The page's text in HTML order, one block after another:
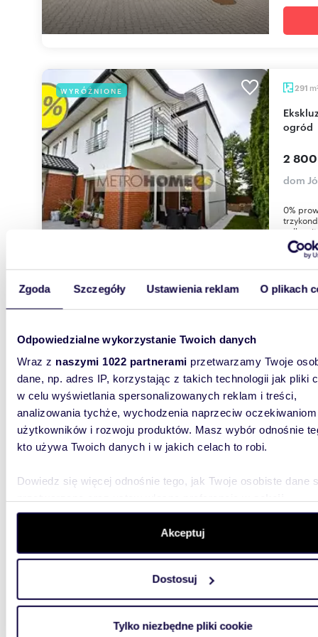
Zgoda Szczegóły Ustawienia reklam O plikach
Odpowiedzialne wykorzystanie Twoich danych
Wraz z naszymi 1022 partnerami przetwarzamy Twoje
dane, np. adres IP, korzystając z takich technologii jak pliki
w celu wyświetlania spersonalizowanych reklam i treści,
analizowania tychże, wychodzenia naprzeciw oczekiwaniom
użytkowników i rozwoju produktów. Masz wybór odnośnie
kto używa Twoich danych i w jakich celach to robi.
Dowiedz się więcej odnośnie tego, jak Twoje osobiste dane
szczegółów. W Deklaracji plików cookie możesz zmienić
wycofać swoją zgodę w dowolnej chwili.
aby oferować funkcje społecznościowe i analizować ruch w
witrynie. Informacje o tym, jak korzystasz z naszej witryny,
analitycznym. Partnerzy mogą połączyć te informacje z
Akceptuj
Dostosuj
Tylko niezbędne pliki cookie
WYRÓŻNIONE 291 m
Ekskluzywny dom 291 m² z garażem - tarasy i
ogród
2
dom
0%
WYRÓŻNIONE
Polecam elegancki 72 m² apartament w inwestycji
1 797
WYRÓŻNIONE 71m